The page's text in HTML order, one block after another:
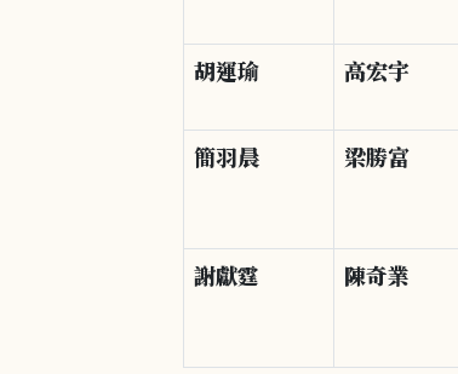
胡運瑜 高宏宇
簡羽晨 梁勝富
謝獻霆 陳奇業